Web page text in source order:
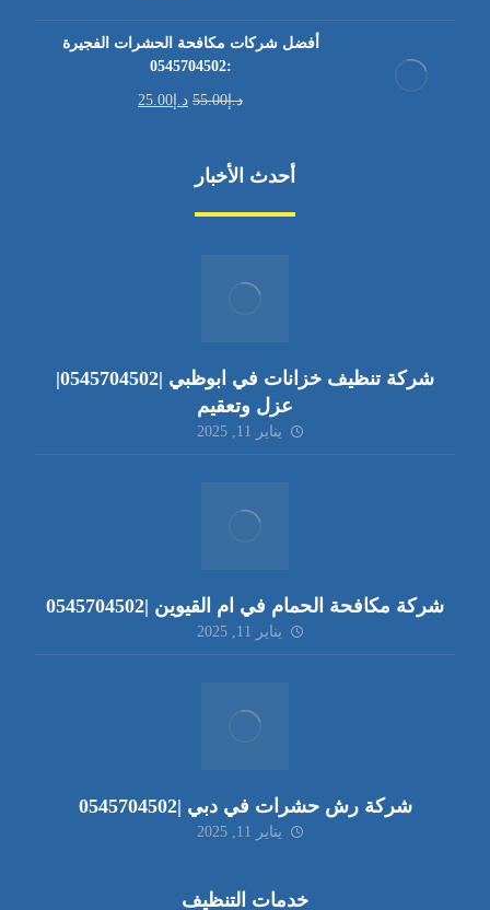
أفضل شركات مكافحة الحشرات الفجيرة
:0545704502
د.إ55.00 د.إ 25.00
أحدث الأخبار
شركة تنظيف خزانات في ابوظبي |0545704502|
عزل وتعقيم
يناير 11, 2025
شركة مكافحة الحمام في ام القيوين |0545704502
يناير 11, 2025
شركة رش حشرات في دبي |0545704502
يناير 11, 2025
خدمات التنظيف